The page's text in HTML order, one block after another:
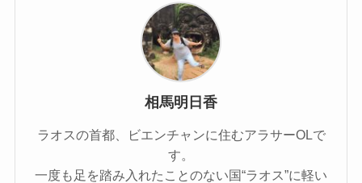
相馬明日香
ラオスの首都、ビエンチャンに住むアラサーOLで
す。
一度も足を踏み入れたことのない国“ラオス”に軽い